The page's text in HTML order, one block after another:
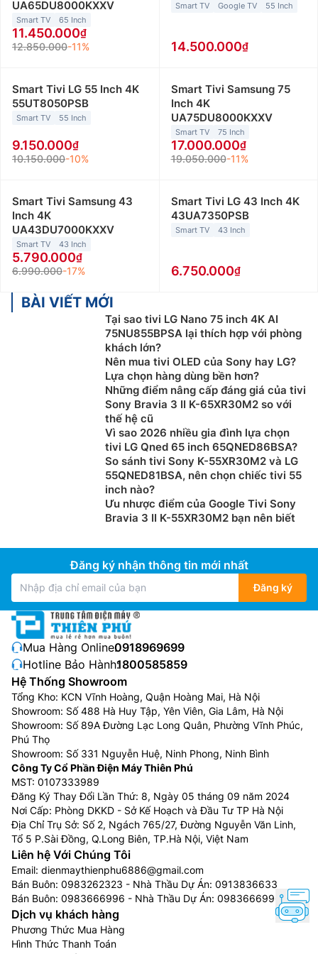
UA65DU8000KXXV
Smart TV 65 Inch
11.450.000
12.850.000-11%
Smart TV Google TV 55 Inch
14.500.000
Smart Tivi LG 55 Inch 4K
55UT8050PSB
Smart TV 55 Inch
9.150.000
10.150.000-10%
Smart Tivi Samsung 75
Inch 4K
UA75DU8000KXXV
Smart TV 75 Inch
17.000.000
19.050.000-11%
Smart Tivi Samsung 43
Inch 4K
UA43DU7000KXXV
Smart TV 43 Inch
5.790.000
6.990.000-17%
Smart Tivi LG 43 Inch 4K
43UA7350PSB
Smart TV 43 Inch
6.750.000
BÀI VIẾT MỚI
Tại sao tivi LG Nano 75 inch 4K AI
75NU855BPSA lại thích hợp với phòng
khách lớn?
Nên mua tivi OLED của Sony hay LG?
Lựa chọn hàng dùng bền hơn?
Những điểm nâng cấp đáng giá của tivi
Sony Bravia 3 II K-65XR30M2 so với
thế hệ cũ
Vì sao 2026 nhiều gia đình lựa chọn
tivi LG Qned 65 inch 65QNED86BSA?
So sánh tivi Sony K-55XR30M2 và LG
55QNED81BSA, nên chọn chiếc tivi 55
inch nào?
Ưu nhược điểm của Google Tivi Sony
Bravia 3 II K-55XR30M2 bạn nên biết
Đăng ký nhận thông tin mới nhất
Đăng ký
Mua Hàng Online:0918969699
Hotline Bảo Hành:1800585859
Hệ Thống Showroom
Tổng Kho: KCN Vĩnh Hoàng, Quận Hoàng Mai, Hà Nội
Showroom: Số 488 Hà Huy Tập, Yên Viên, Gia Lâm, Hà Nội
Showroom: Số 89A Đường Lạc Long Quân, Phường Vĩnh Phúc,
Phú Thọ
Showroom: Số 331 Nguyễn Huệ, Ninh Phong, Ninh Bình
Công Ty Cổ Phần Điện Máy Thiên Phú
MST: 0107333989
Đăng Ký Thay Đổi Lần Thứ: 8, Ngày 05 tháng 09 năm 2024
Nơi Cấp: Phòng DKKD - Sở Kế Hoạch và Đầu Tư TP Hà Nội
Địa Chỉ Trụ Sở: Số 2, Ngách 765/27, Đường Nguyễn Văn Linh,
Tổ 5 P.Sài Đồng, Q.Long Biên, TP.Hà Nội, Việt Nam
Liên hệ Với Chúng Tôi
Email: dienmaythienphu6886@gmail.com
Bán Buôn: 0983262323 - Nhà Thầu Dự Án: 0913836633
Bán Buôn: 0983666996 - Nhà Thầu Dự Án: 0983666996
Dịch vụ khách hàng
Phương Thức Mua Hàng
Hình Thức Thanh Toán